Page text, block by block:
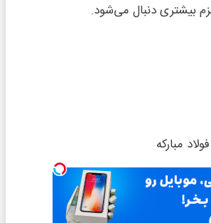
بیشتری دنبال می‌شود.
مبارکه